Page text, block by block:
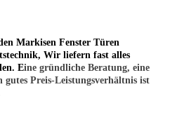
Markisen Fenster Türen
Wir liefern fast alles
Eine gründliche Beratung, eine
gutes Preis-Leistungsverhältnis ist